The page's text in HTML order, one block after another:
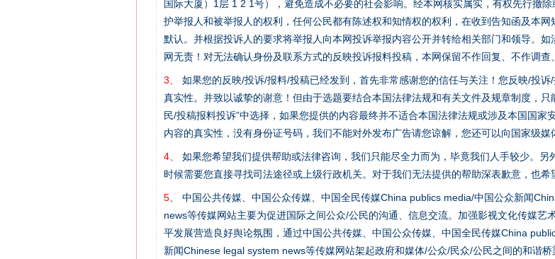
国际大厦）1层 1 2 1号），避免造成不必要的社会影响。经本网核实属实，有权先行撤
护举报人和被举报人的权利，任何公民都有陈述权和知情权的权利，在收到告知函及本
默认。并根据投诉人的要求将举报人向本网投诉举报内容公开并转给相关部门和领导。
网无责！对无法确认身份及联系方式的反映投诉报料投稿，本网保留不作回复、不作调查
3、
如果您的反映/投诉/报料/投稿已经发到，首先非常感谢您的信任与关注！您反映/投
真实性。并致以诚挚的谢意！但由于选题要结合本国法律法规和有关文件及规章制度，
民/投稿报料投诉”中选择，如果您提供的内容最终并不适合本国法律法规或涉及本国国
内容的真实性，没有身份证号码，我们不能对外发布广告请您谅解，您还可以向国家级媒
4、
如果您希望我们提供帮助或法律咨询，我们只能尽全力而为，毕竟我们人手较少。
时候需要您直接寻找司法途径或上级行政机关。对于我们无法提供的帮助深表歉意，也希
5、
中国公共传媒、中国公众传媒、中国全民传媒China publics media/中国公众新闻
news等传媒网站主要为促进国际之间公众/公民的沟通、信息交流。加强影视文化传媒艺
平发展营造良好舆论氛围，通过中国公共传媒、中国公众传媒、中国全民传媒China
新闻Chinese legal system news等传媒网站架起政府和媒体/公众/民众/公民之间的和谐
网上购药对药下症？ 茶叶“炒上天”